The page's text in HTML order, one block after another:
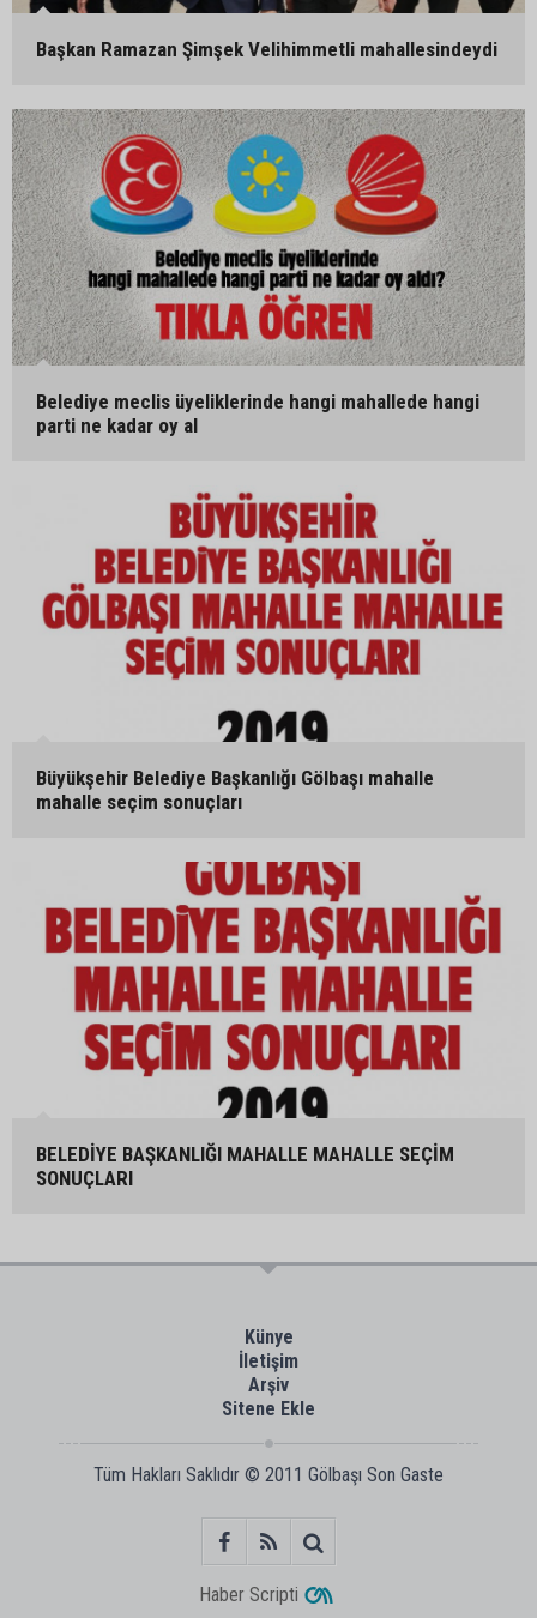
Başkan Ramazan Şimşek Velihimmetli mahallesindeydi
Belediye meclis üyeliklerinde hangi mahallede hangi
parti ne kadar oy al
Büyükşehir Belediye Başkanlığı Gölbaşı mahalle
mahalle seçim sonuçları
BELEDİYE BAŞKANLIĞI MAHALLE MAHALLE SEÇİM
SONUÇLARI
Künye
İletişim
Arşiv
Sitene Ekle
Tüm Hakları Saklıdır © 2011 Gölbaşı Son Gaste
Haber Scripti